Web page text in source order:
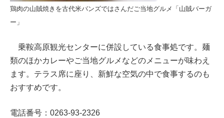
鶏肉の山賊焼きを古代米バンズではさんだご当地グルメ「山賊バーガ
ー」
乗鞍高原観光センターに併設している食事処です。麺
類のほかカレーやご当地グルメなどのメニューが味わえ
ます。テラス席に座り、新鮮な空気の中で食事するのも
おすすめです。
電話番号：0263-93-2326